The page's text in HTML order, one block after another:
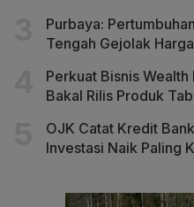
Purbaya:
Tengah Gejolak
Perkuat Bisnis
Bakal Rilis Produk
OJK Catat Kredit
Investasi Naik Paling